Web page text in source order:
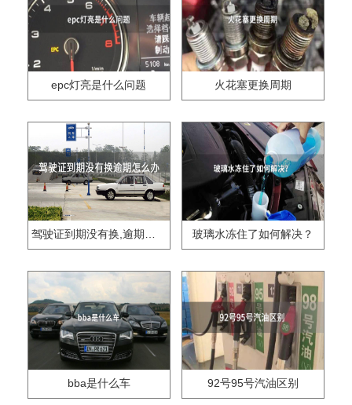
epc灯亮是什么问题 火花塞更换周期
驾驶证到期没有换,逾期怎么办?? 玻璃水冻住了如何解决？
bba是什么车 92号95号汽油区别